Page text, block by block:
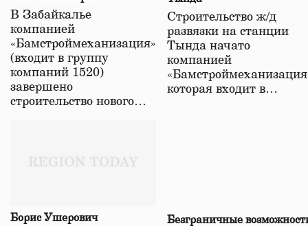
строительстве нового моста
в Забайкалье
В Забайкалье
компанией
«Бамстроймеханизация»
(входит в группу
компаний 1520)
завершено
строительство нового…
Строительство ж/д
развязки на станции
Тында начато
компанией
которая входит в…
Борис Ушерович
Безграничные